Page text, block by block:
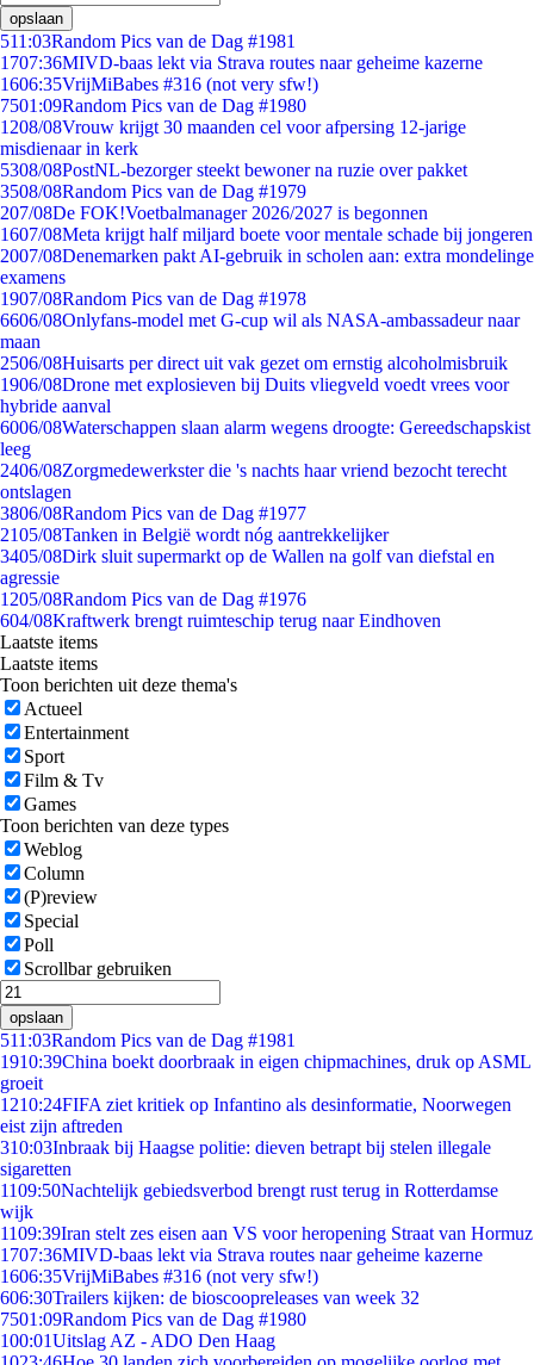
opslaan
511:03Random Pics van de Dag #1981
1707:36MIVD-baas lekt via Strava routes naar geheime kazerne
1606:35VrijMiBabes #316 (not very sfw!)
7501:09Random Pics van de Dag #1980
1208/08Vrouw krijgt 30 maanden cel voor afpersing 12-jarige
misdienaar in kerk
5308/08PostNL-bezorger steekt bewoner na ruzie over pakket
3508/08Random Pics van de Dag #1979
207/08De FOK!Voetbalmanager 2026/2027 is begonnen
1607/08Meta krijgt half miljard boete voor mentale schade bij jongeren
2007/08Denemarken pakt AI-gebruik in scholen aan: extra mondelinge
examens
1907/08Random Pics van de Dag #1978
6606/08Onlyfans-model met G-cup wil als NASA-ambassadeur naar
maan
2506/08Huisarts per direct uit vak gezet om ernstig alcoholmisbruik
1906/08Drone met explosieven bij Duits vliegveld voedt vrees voor
hybride aanval
6006/08Waterschappen slaan alarm wegens droogte: Gereedschapskist
leeg
2406/08Zorgmedewerkster die 's nachts haar vriend bezocht terecht
ontslagen
3806/08Random Pics van de Dag #1977
2105/08Tanken in België wordt nóg aantrekkelijker
3405/08Dirk sluit supermarkt op de Wallen na golf van diefstal en
agressie
1205/08Random Pics van de Dag #1976
604/08Kraftwerk brengt ruimteschip terug naar Eindhoven
Laatste items
Laatste items
Toon berichten uit deze thema's
Actueel
Entertainment
Sport
Film & Tv
Games
Toon berichten van deze types
Weblog
Column
(P)review
Special
Poll
Scrollbar gebruiken
opslaan
511:03Random Pics van de Dag #1981
1910:39China boekt doorbraak in eigen chipmachines, druk op ASML
groeit
1210:24FIFA ziet kritiek op Infantino als desinformatie, Noorwegen
eist zijn aftreden
310:03Inbraak bij Haagse politie: dieven betrapt bij stelen illegale
sigaretten
1109:50Nachtelijk gebiedsverbod brengt rust terug in Rotterdamse
wijk
1109:39Iran stelt zes eisen aan VS voor heropening Straat van Hormuz
1707:36MIVD-baas lekt via Strava routes naar geheime kazerne
1606:35VrijMiBabes #316 (not very sfw!)
606:30Trailers kijken: de bioscoopreleases van week 32
7501:09Random Pics van de Dag #1980
100:01Uitslag AZ - ADO Den Haag